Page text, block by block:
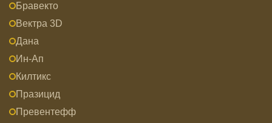
Бравекто
Вектра 3D
Дана
Ин-Ап
Килтикс
Празицид
Превентефф